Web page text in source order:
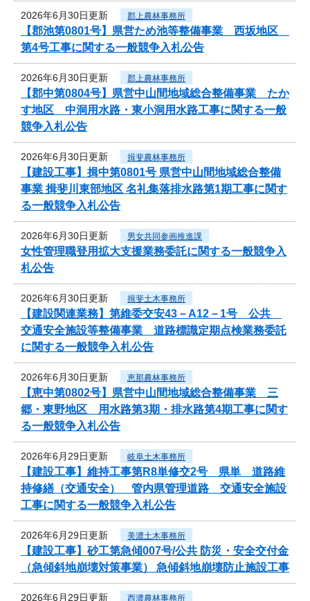
2026年6月30日更新 郡上農林事務所
【郡池第0801号】県営ため池等整備事業 西坂地区
第4号工事に関する一般競争入札公告
2026年6月30日更新 郡上農林事務所
【郡中第0804号】県営中山間地域総合整備事業 たか
す地区 中洞用水路・東小洞用水路工事に関する一般
競争入札公告
2026年6月30日更新 揖斐農林事務所
【建設工事】揖中第0801号 県営中山間地域総合整備
事業 揖斐川東部地区 名礼集落排水路第1期工事に関す
る一般競争入札公告
2026年6月30日更新 男女共同参画推進課
女性管理職登用拡大支援業務委託に関する一般競争入
札公告
2026年6月30日更新 揖斐土木事務所
【建設関連業務】第維委交安43－A12－1号 公共
交通安全施設等整備事業 道路標識定期点検業務委託
に関する一般競争入札公告
2026年6月30日更新 恵那農林事務所
【恵中第0802号】県営中山間地域総合整備事業 三
郷・東野地区 用水路第3期・排水路第4期工事に関す
る一般競争入札公告
2026年6月29日更新 岐阜土木事務所
【建設工事】維持工事第R8単修交2号 県単 道路維
持修繕（交通安全） 管内県管理道路 交通安全施設
工事に関する一般競争入札公告
2026年6月29日更新 美濃土木事務所
【建設工事】砂工第急傾007号/公共 防災・安全交付金
（急傾斜地崩壊対策事業） 急傾斜地崩壊防止施設工事
2026年6月29日更新 西濃農林事務所